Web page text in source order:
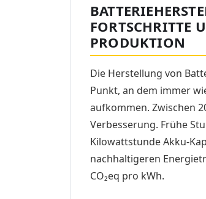
FORTSCHRITTE
PRODUKTION
Die Herstellung von
Punkt, an dem immer
aufkommen. Zwischen
Verbesserung. Frühe
Kilowattstunde Akku-
nachhaltigeren
CO₂eq pro kWh.